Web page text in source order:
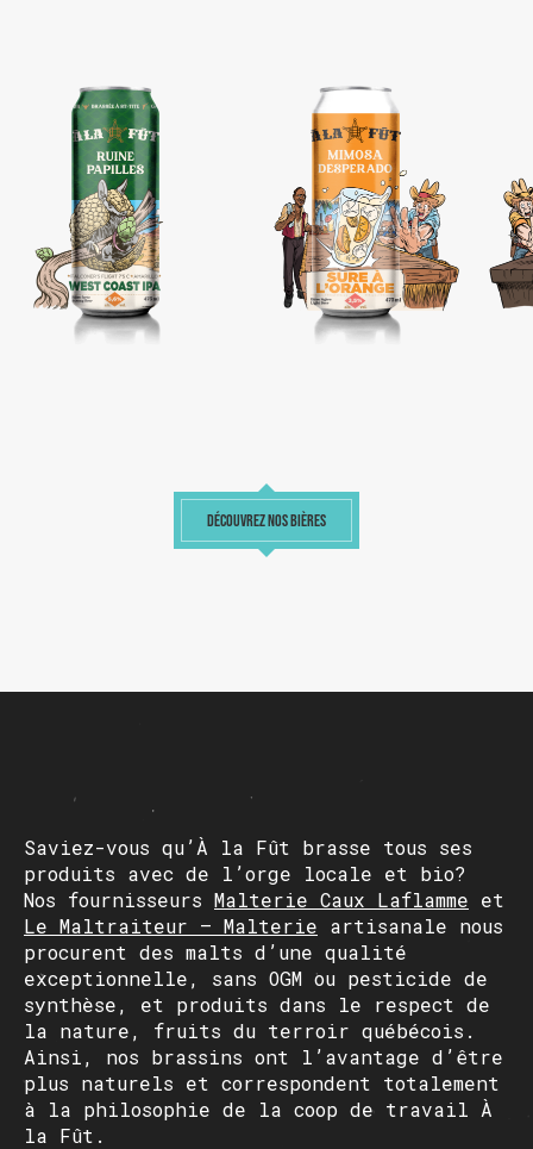
DÉCOUVREZ NOS BIÈRES
Saviez-vous qu’À la Fût brasse tous ses
produits avec de l’orge locale et bio?
Nos fournisseurs Malterie Caux Laflamme et
Le Maltraiteur – Malterie artisanale nous
procurent des malts d’une qualité
exceptionnelle, sans OGM ou pesticide de
synthèse, et produits dans le respect de
la nature, fruits du terroir québécois.
Ainsi, nos brassins ont l’avantage d’être
plus naturels et correspondent totalement
à la philosophie de la coop de travail À
la Fût.
OUVERT 28 et 29 déc. de 09h à 22h
OUVERT 30 déc. de 11h à 22h
FERMÉ 31 déc. et 01 janvier